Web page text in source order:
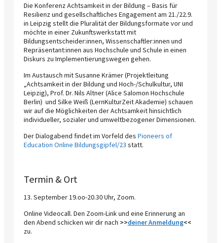
Die Konferenz Achtsamkeit in der Bildung – Basis für
Resilienz und gesellschaftliches Engagement am 21./22.9.
in Leipzig stellt die Pluralität der Bildungsformate vor und
möchte in einer Zukunftswerkstatt mit
Bildungsentscheider:innen, Wissenschaftler:innen und
Repräsentant:innen aus Hochschule und Schule in einen
Diskurs zu Implementierungswegen gehen.
Im Austausch mit Susanne Krämer (Projektleitung
„Achtsamkeit in der Bildung und Hoch-/Schulkultur, UNI
Leipzig), Prof. Dr. Nils Altner (Alice Salomon Hochschule
Berlin) und Silke Weiß (LernKulturZeit Akademie) schauen
wir auf die Möglichkeiten der Achtsamkeit hinsichtlich
individueller, sozialer und umweltbezogener Dimensionen.
Der Dialogabend findet im Vorfeld des Pioneers of
Education Online Bildungsgipfel/23 statt.
Termin & Ort
13. September 19.oo-20.30 Uhr, Zoom.
Online Videocall. Den Zoom-Link und eine Erinnerung an
den Abend schicken wir dir nach >>deiner Anmeldung<<
zu.